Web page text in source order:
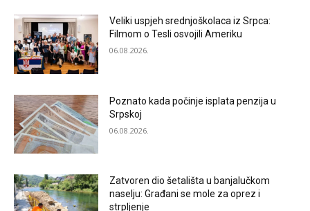
Veliki uspjeh srednjoškolaca iz Srpca:
Filmom o Tesli osvojili Ameriku
06.08.2026.
Poznato kada počinje isplata penzija u
Srpskoj
06.08.2026.
Zatvoren dio šetališta u banjalučkom
naselju: Građani se mole za oprez i
strpljenje